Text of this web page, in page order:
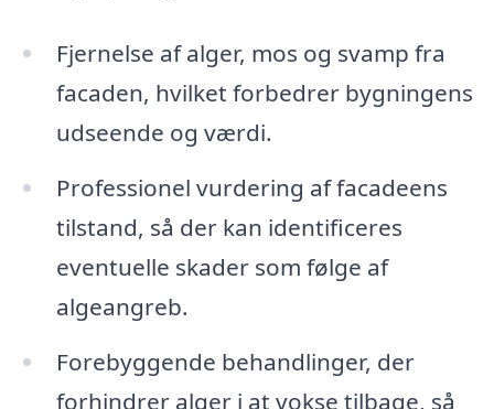
Fjernelse af alger, mos og svamp fra
facaden, hvilket forbedrer bygningens
udseende og værdi.
Professionel vurdering af facadeens
tilstand, så der kan identificeres
eventuelle skader som følge af
algeangreb.
Forebyggende behandlinger, der
forhindrer alger i at vokse tilbage, så